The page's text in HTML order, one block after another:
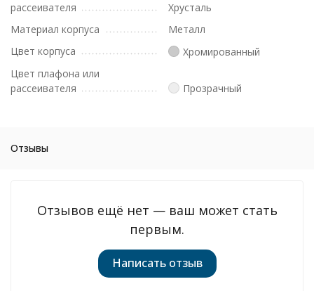
рассеивателя
Хрусталь
Материал корпуса
Металл
Цвет корпуса
Хромированный
Цвет плафона или
рассеивателя
Прозрачный
Отзывы
Отзывов ещё нет — ваш может стать
первым.
Написать отзыв